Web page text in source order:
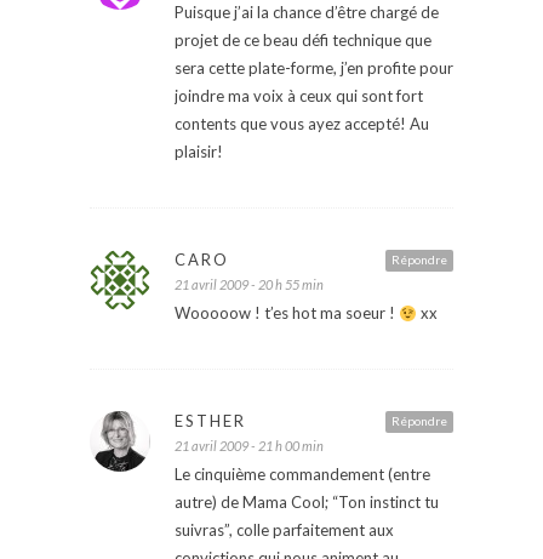
Puisque j’ai la chance d’être chargé de
projet de ce beau défi technique que
sera cette plate-forme, j’en profite pour
joindre ma voix à ceux qui sont fort
contents que vous ayez accepté! Au
plaisir!
Répondre
CARO
21 avril 2009 - 20 h 55 min
Wooooow ! t’es hot ma soeur ! xx
Répondre
ESTHER
21 avril 2009 - 21 h 00 min
Le cinquième commandement (entre
autre) de Mama Cool; “Ton instinct tu
suivras”, colle parfaitement aux